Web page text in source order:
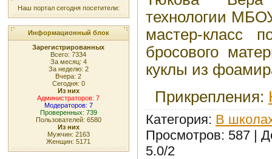
Наш портал сегодня посетители:
Информационный блок
Зарегистрированных
Всего: 7334
За месяц: 4
За неделю: 2
Вчера: 2
Сегодня: 0
Из них
Администраторов: 7
Модераторов: 7
Проверенных: 739
Пользователей: 6580
Из них
Мужчин: 2163
Женщин: 5171
технологии
мастер-класс
бросового
куклы из
Прикрепления:
Категория: В
Просмотров: 587 |
5.0/2